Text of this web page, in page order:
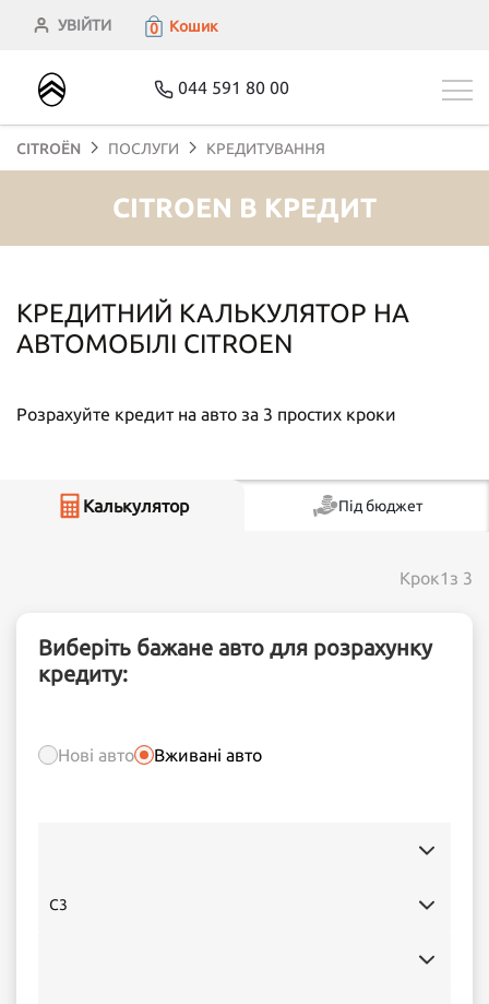
УВІЙТИ 0 Кошик
044 591 80 00
CITROЁN ПОСЛУГИ КРЕДИТУВАННЯ
CITROEN В КРЕДИТ
КРЕДИТНИЙ КАЛЬКУЛЯТОР НА
АВТОМОБІЛІ CITROEN
Розрахуйте кредит на авто за 3 простих кроки
Калькулятор Під бюджет
Крок1 з 3
Виберіть бажане авто для розрахунку
кредиту:
Нові авто Вживані авто